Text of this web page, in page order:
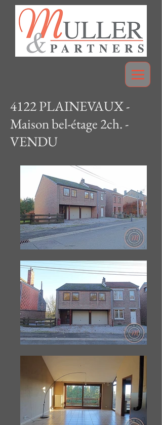
4122 PLAINEVAUX -
Maison bel-étage 2ch. -
VENDU